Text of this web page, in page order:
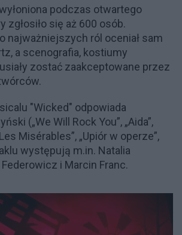
podczas otwartego
zgłosiło się aż 600 osób.
najważniejszych ról oceniał sam
a scenografia, kostiumy
zostać zaakceptowane przez
"Wicked" odpowiada
(„We Will Rock You”, „Aida”,
Misérables”, „Upiór w operze”,
występują m.in. Natalia
i Marcin Franc.